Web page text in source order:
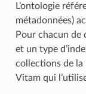
L’ontologie
métadonnées)
Pour chacun
et un type
collections de la
Vitam qui